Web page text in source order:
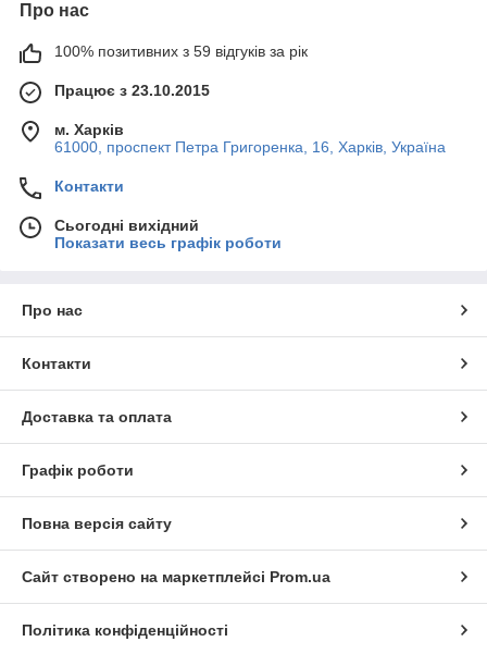
Про нас
100% позитивних з 59 відгуків за рік
Працює з 23.10.2015
м. Харків
61000, проспект Петра Григоренка, 16, Харків, Україна
Контакти
Сьогодні вихідний
Показати весь графік роботи
Про нас
Контакти
Доставка та оплата
Графік роботи
Повна версія сайту
Сайт створено на маркетплейсі Prom.ua
Політика конфіденційності